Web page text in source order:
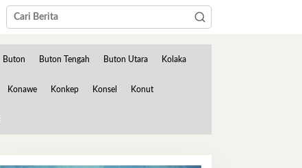
Buton Buton Tengah Buton Utara Kolaka
Konawe Konkep Konsel Konut